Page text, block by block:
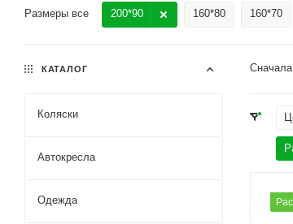
Размеры все 160*80 160*70
200*90
КАТАЛОГ
Коляски
Автокресла
Одежда